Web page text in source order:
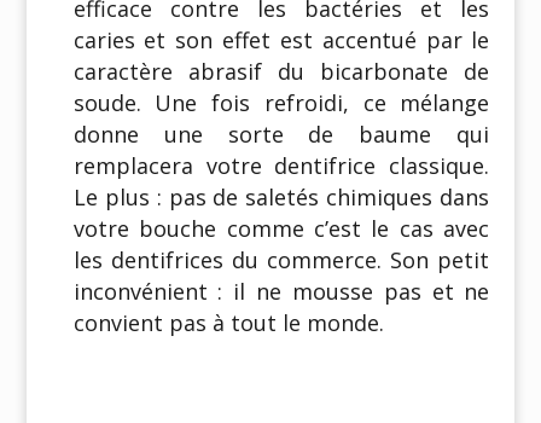
efficace contre les bactéries et les
caries et son effet est accentué par le
caractère abrasif du bicarbonate de
soude. Une fois refroidi, ce mélange
donne une sorte de baume qui
remplacera votre dentifrice classique.
Le plus : pas de saletés chimiques dans
votre bouche comme c’est le cas avec
les dentifrices du commerce. Son petit
inconvénient : il ne mousse pas et ne
convient pas à tout le monde.